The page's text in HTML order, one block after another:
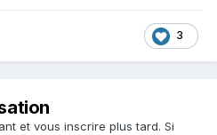
3
et vous inscrire plus tard. Si